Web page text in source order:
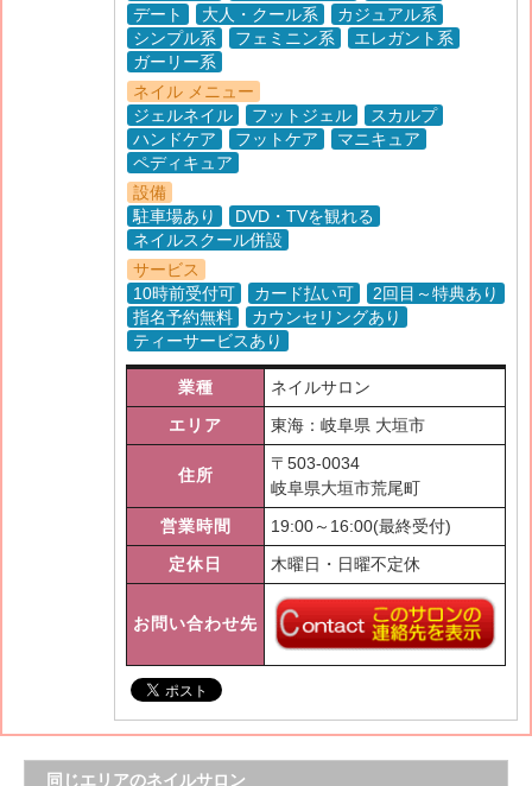
デート 大人・クール系
カジュアル系
シンプル系
フェミニン系
エレガント系
ガーリー系
ネイル メニュー
ジェルネイル
フットジェル
スカルプ
ハンドケア
フットケア
マニキュア
ペディキュア
設備
駐車場あり
DVD・TVを観れる
ネイルスクール併設
サービス
10時前受付可
カード払い可
2回目～特典あり
指名予約無料
カウンセリングあり
ティーサービスあり
業種
ネイルサロン
エリア
東海：岐阜県 大垣市
住所
〒 503-0034
岐阜県大垣市荒尾町
営業時間
19:00～16:00(最終受付)
定休日
木曜日・日曜不定休
お問い合わせ先
同じエリアのネイルサロン